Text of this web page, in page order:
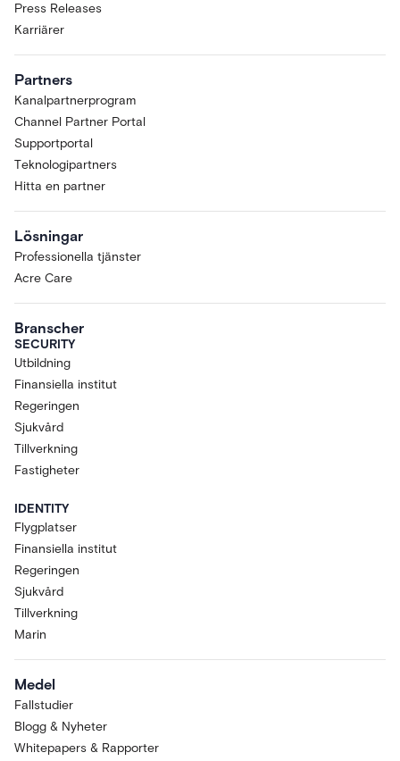
Press Releases
Karriärer
Partners
Kanalpartnerprogram
Channel Partner Portal
Supportportal
Teknologipartners
Hitta en partner
Lösningar
Professionella tjänster
Acre Care
Branscher
SECURITY
Utbildning
Finansiella institut
Regeringen
Sjukvård
Tillverkning
Fastigheter
IDENTITY
Flygplatser
Finansiella institut
Regeringen
Sjukvård
Tillverkning
Marin
Medel
Fallstudier
Blogg & Nyheter
Whitepapers & Rapporter